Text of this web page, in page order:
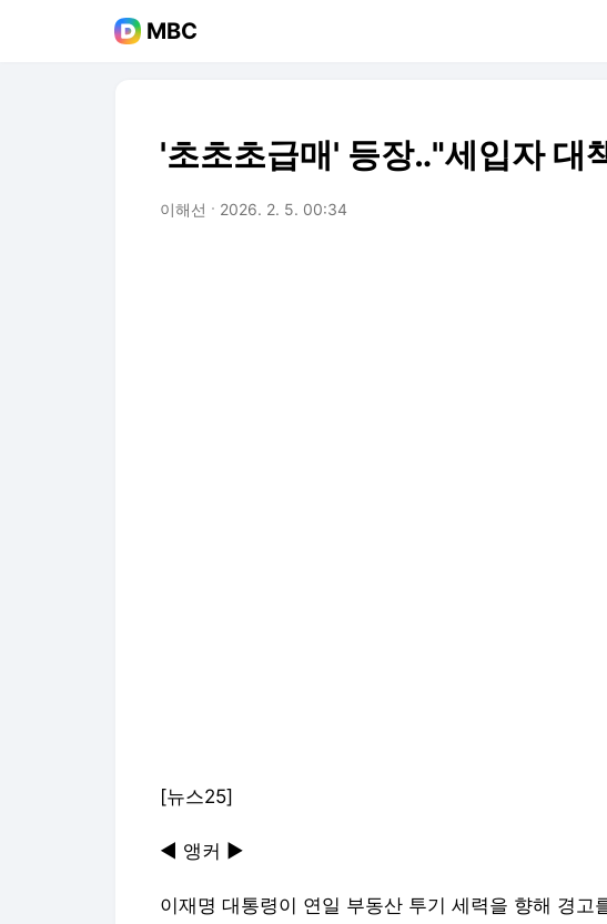
MBC
'초초초급매' 등장‥"세입자 대
이해선 2026. 2. 5. 00:34
[뉴스25]
◀ 앵커 ▶
이재명 대통령이 연일 부동산 투기 세력을 향해 경고